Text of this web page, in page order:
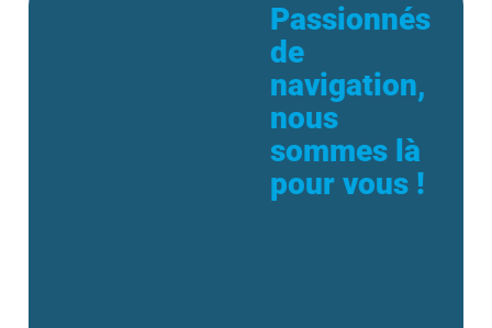
Passionnés
de
navigation,
nous
sommes là
pour vous !